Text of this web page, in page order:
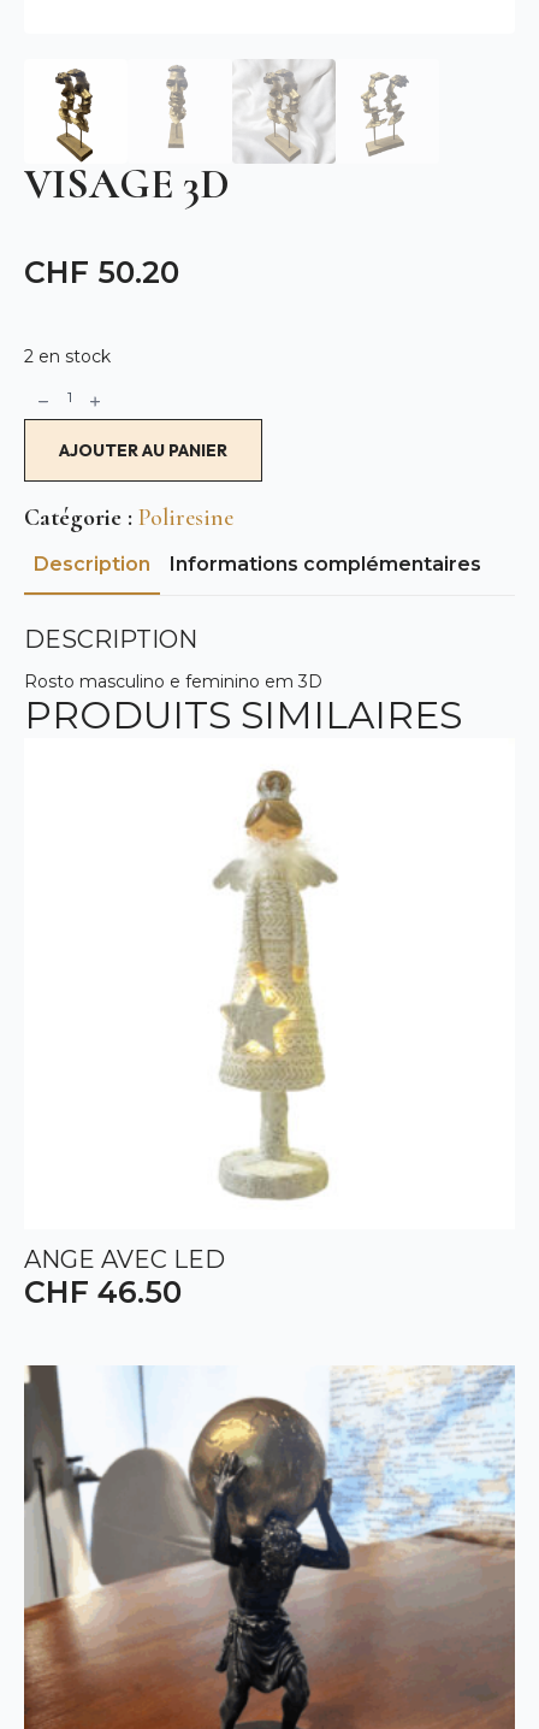
VISAGE 3D
CHF 50.20
2 en stock
quantité
AJOUTER AU PANIER
Alternative:
Catégorie : Poliresine
Description Informations complémentaires
DESCRIPTION
Rosto masculino e feminino em 3D
PRODUITS SIMILAIRES
ANGE AVEC LED
CHF 46.50